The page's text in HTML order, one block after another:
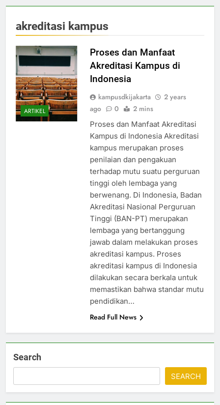
akreditasi kampus
ARTIKEL
Proses dan Manfaat
Akreditasi Kampus di
Indonesia
kampusdkijakarta
2 years
ago
0 2 mins
Proses dan Manfaat Akreditasi
Kampus di Indonesia Akreditasi
kampus merupakan proses
penilaian dan pengakuan
terhadap mutu suatu perguruan
tinggi oleh lembaga yang
berwenang. Di Indonesia, Badan
Akreditasi Nasional Perguruan
Tinggi (BAN-PT) merupakan
lembaga yang bertanggung
jawab dalam melakukan proses
akreditasi kampus. Proses
akreditasi kampus di Indonesia
dilakukan secara berkala untuk
memastikan bahwa standar mutu
pendidikan…
Read Full News
Search
SEARCH